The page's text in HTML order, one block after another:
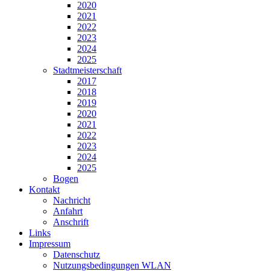
2020
2021
2022
2023
2024
2025
Stadtmeisterschaft
2017
2018
2019
2020
2021
2022
2023
2024
2025
Bogen
Kontakt
Nachricht
Anfahrt
Anschrift
Links
Impressum
Datenschutz
Nutzungsbedingungen WLAN